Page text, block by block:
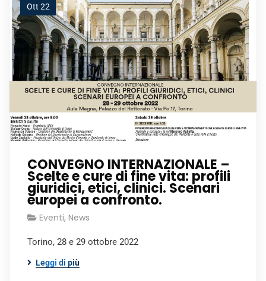
Ott 22
CONVEGNO INTERNAZIONALE –
Scelte e cure di fine vita: profili
giuridici, etici, clinici. Scenari
europei a confronto.
Eventi, News
Torino, 28 e 29 ottobre 2022
Leggi di più